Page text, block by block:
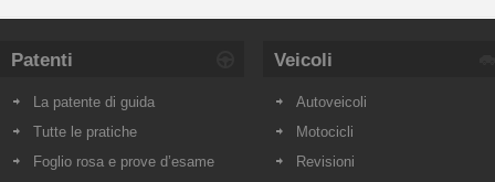
Patenti
La patente di guida
Tutte le pratiche
Foglio rosa e prove d’esame
Veicoli
Autoveicoli
Motocicli
Revisioni